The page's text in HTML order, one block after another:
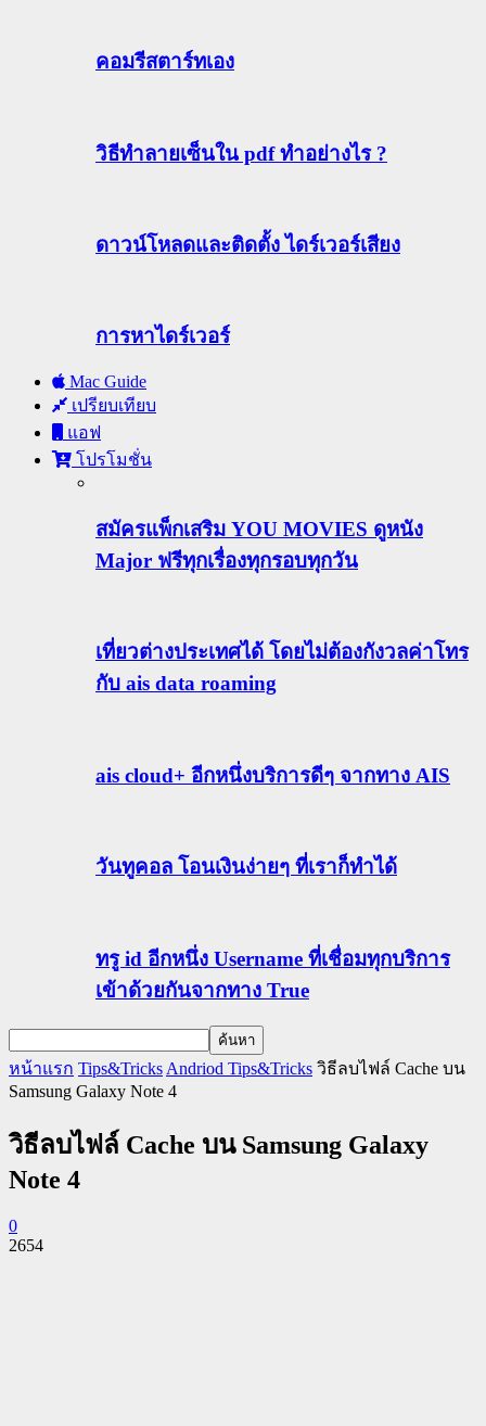
คอมรีสตาร์ทเอง
วิธีทําลายเซ็นใน pdf ทำอย่างไร ?
ดาวน์โหลดและติดตั้ง ไดร์เวอร์เสียง
การหาไดร์เวอร์
Mac Guide
เปรียบเทียบ
แอฟ
โปรโมชั่น
สมัครแพ็กเสริม YOU MOVIES ดูหนัง
Major ฟรีทุกเรื่องทุกรอบทุกวัน
เที่ยวต่างประเทศได้ โดยไม่ต้องกังวลค่าโทร
กับ ais data roaming
ais cloud+ อีกหนึ่งบริการดีๆ จากทาง AIS
วันทูคอล โอนเงินง่ายๆ ที่เราก็ทำได้
ทรู id อีกหนึ่ง Username ที่เชื่อมทุกบริการ
เข้าด้วยกันจากทาง True
หน้าแรก Tips&Tricks Andriod Tips&Tricks วิธีลบไฟล์ Cache บน
Samsung Galaxy Note 4
วิธีลบไฟล์ Cache บน Samsung Galaxy
Note 4
0
2654